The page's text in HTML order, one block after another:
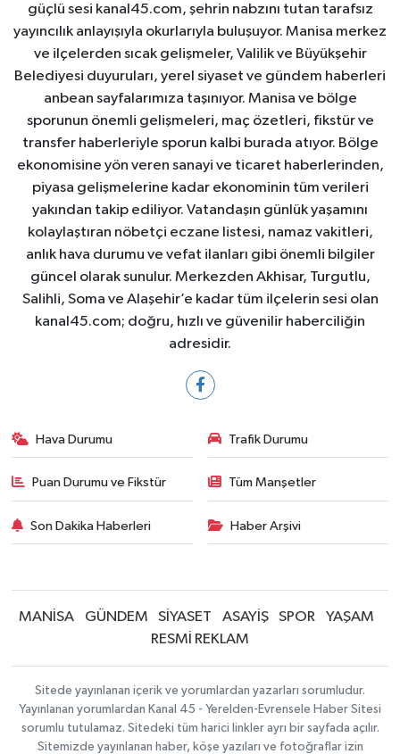
güçlü sesi kanal45.com, şehrin nabzını tutan tarafsız
yayıncılık anlayışıyla okurlarıyla buluşuyor. Manisa merkez
ve ilçelerden sıcak gelişmeler, Valilik ve Büyükşehir
Belediyesi duyuruları, yerel siyaset ve gündem haberleri
anbean sayfalarımıza taşınıyor. Manisa ve bölge
sporunun önemli gelişmeleri, maç özetleri, fikstür ve
transfer haberleriyle sporun kalbi burada atıyor. Bölge
ekonomisine yön veren sanayi ve ticaret haberlerinden,
piyasa gelişmelerine kadar ekonominin tüm verileri
yakından takip ediliyor. Vatandaşın günlük yaşamını
kolaylaştıran nöbetçi eczane listesi, namaz vakitleri,
anlık hava durumu ve vefat ilanları gibi önemli bilgiler
güncel olarak sunulur. Merkezden Akhisar, Turgutlu,
Salihli, Soma ve Alaşehir’e kadar tüm ilçelerin sesi olan
kanal45.com; doğru, hızlı ve güvenilir haberciliğin
adresidir.
Hava Durumu Trafik Durumu
Puan Durumu ve Fikstür Tüm Manşetler
Son Dakika Haberleri Haber Arşivi
MANİSA GÜNDEM SİYASET ASAYİŞ SPOR
YAŞAM
RESMİ REKLAM
Sitede yayınlanan içerik ve yorumlardan yazarları sorumludur.
Yayınlanan yorumlardan Kanal 45 - Yerelden-Evrensele Haber Sitesi
sorumlu tutulamaz. Sitedeki tüm harici linkler ayrı bir sayfada açılır.
Sitemizde yayınlanan haber, köşe yazıları ve fotoğraflar izin